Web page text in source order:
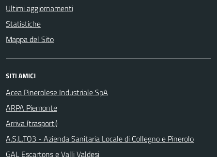
Ultimi aggiornamenti
Statistiche
Mappa del Sito
SITI AMICI
Acea Pinerolese Industriale SpA
ARPA Piemonte
Arriva (trasporti)
A.S.L.TO3 - Azienda Sanitaria Locale di Collegno e Pinerolo
GAL Escartons e Valli Valdesi